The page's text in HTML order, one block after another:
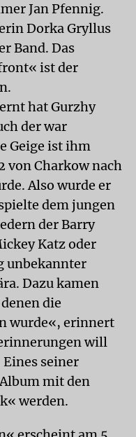
Jan Pfennig.
Dorka Gryllus
Band. Das
ist der
hat Gurzhy
der war
Geige ist ihm
von Charkow nach
Also wurde er
dem jungen
der Barry
Katz oder
unbekannter
Dazu kamen
die
wurde«, erinnert
will
seiner
mit den
werden.